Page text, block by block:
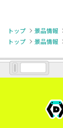
トップ 景品情報
トップ
景品情報